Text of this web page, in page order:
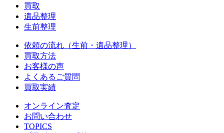
買取
遺品整理
生前整理
依頼の流れ（生前・遺品整理）
買取方法
お客様の声
よくあるご質問
買取実績
オンライン査定
お問い合わせ
TOPICS